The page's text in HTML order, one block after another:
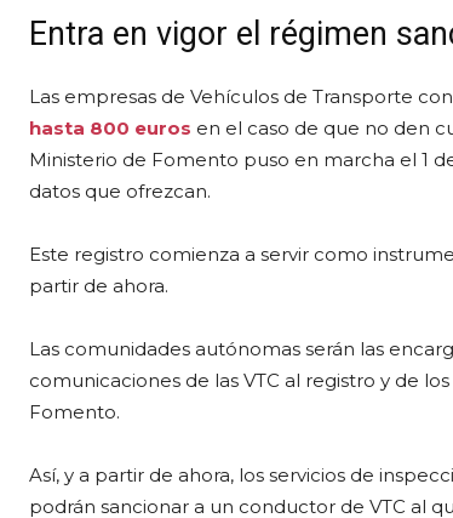
Entra en vigor el régimen
Las empresas de Vehículos de Transporte
hasta 800 euros en el caso de que no den
Ministerio de Fomento puso en marcha el 1
datos que ofrezcan.
Este registro comienza a servir como
partir de ahora.
Las comunidades autónomas serán las
comunicaciones de las VTC al registro y de
Fomento.
Así, y a partir de ahora, los servicios de
podrán sancionar a un conductor de VTC al